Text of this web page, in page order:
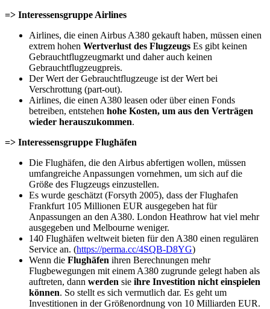
=> Interessensgruppe Airlines
Airlines, die einen Airbus A380 gekauft haben, müssen einen
extrem hohen Wertverlust des Flugzeugs Es gibt keinen
Gebrauchtflugzeugmarkt und daher auch keinen
Gebrauchtflugzeugpreis.
Der Wert der Gebrauchtflugzeuge ist der Wert bei
Verschrottung (part-out).
Airlines, die einen A380 leasen oder über einen Fonds
betreiben, entstehen hohe Kosten, um aus den Verträgen
wieder herauszukommen.
=> Interessensgruppe Flughäfen
Die Flughäfen, die den Airbus abfertigen wollen, müssen
umfangreiche Anpassungen vornehmen, um sich auf die
Größe des Flugzeugs einzustellen.
Es wurde geschätzt (Forsyth 2005), dass der Flughafen
Frankfurt 105 Millionen EUR ausgegeben hat für
Anpassungen an den A380. London Heathrow hat viel mehr
ausgegeben und Melbourne weniger.
140 Flughäfen weltweit bieten für den A380 einen regulären
Service an. (https://perma.cc/4SQB-D8YG)
Wenn die Flughäfen ihren Berechnungen mehr
Flugbewegungen mit einem A380 zugrunde gelegt haben als
auftreten, dann werden sie ihre Investition nicht einspielen
können. So stellt es sich vermutlich dar. Es geht um
Investitionen in der Größenordnung von 10 Milliarden EUR.